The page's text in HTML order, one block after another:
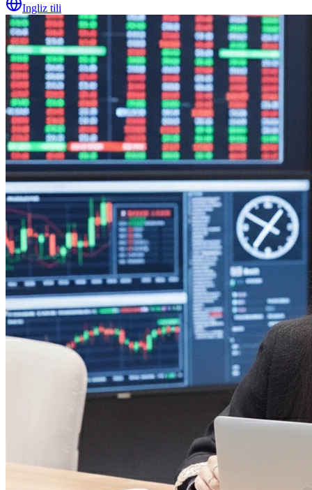
Ingliz tili